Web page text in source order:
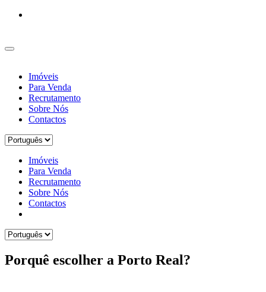
Imóveis
Para Venda
Recrutamento
Sobre Nós
Contactos
Imóveis
Para Venda
Recrutamento
Sobre Nós
Contactos
Porquê escolher a Porto Real?